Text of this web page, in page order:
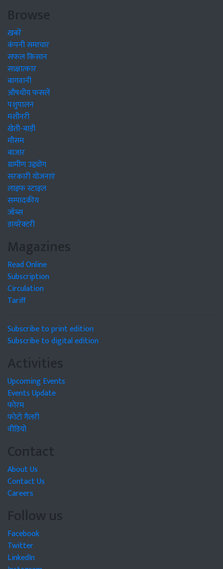
Browse
खबरें
कंपनी समाचार
सफल किसान
साक्षात्कार
बागवानी
औषधीय फसलें
पशुपालन
मशीनरी
खेती-बाड़ी
मौसम
बाजार
ग्रामीण उद्द्योग
सरकारी योजनाएं
लाइफ स्टाइल
सम्पादकीय
जॉब्स
डायरेक्टरी
Magazines
Read Online
Subscription
Circulation
Tariff
Subscribe to print edition
Subscribe to digital edition
Activities
Upcoming Events
Events Update
फोरम
फोटो गैलरी
वीडियो
Contact
About Us
Contact Us
Careers
Follow us
Facebook
Twitter
LinkedIn